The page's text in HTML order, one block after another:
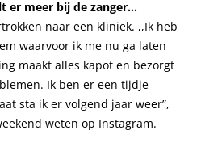
er meer bij de zanger…
naar een kliniek. ,,Ik heb
waarvoor ik me nu ga laten
maakt alles kapot en bezorgt
Ik ben er een tijdje
sta ik er volgend jaar weer”,
weten op Instagram.